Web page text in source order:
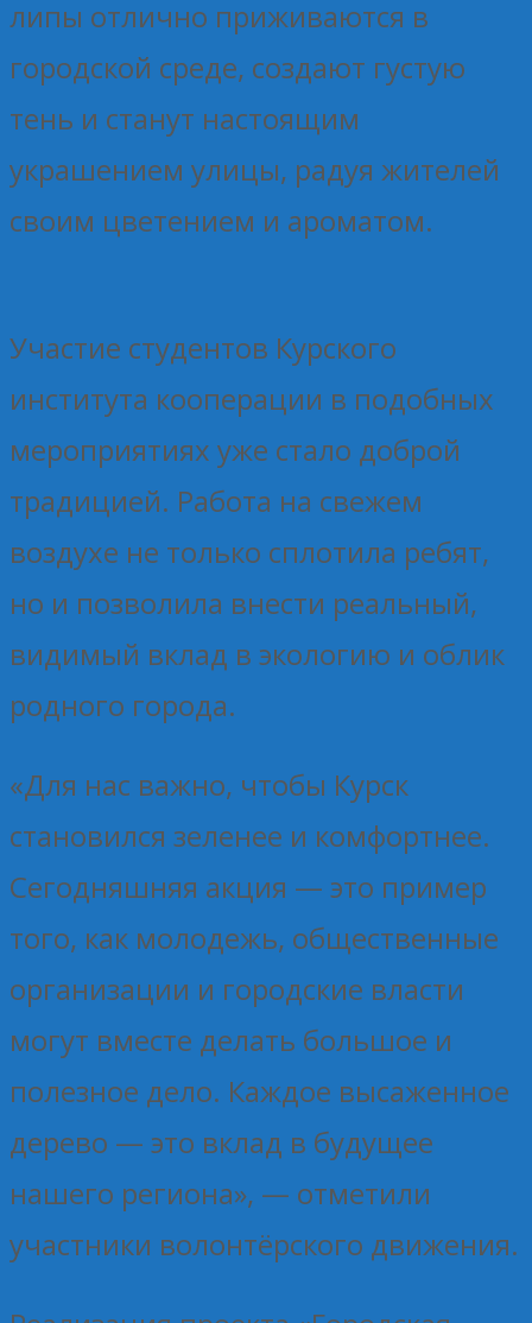
липы отлично приживаются в
городской среде, создают густую
тень и станут настоящим
украшением улицы, радуя жителей
своим цветением и ароматом.
Участие студентов Курского
института кооперации в подобных
мероприятиях уже стало доброй
традицией. Работа на свежем
воздухе не только сплотила ребят,
но и позволила внести реальный,
видимый вклад в экологию и облик
родного города.
«Для нас важно, чтобы Курск
становился зеленее и комфортнее.
Сегодняшняя акция — это пример
того, как молодежь, общественные
организации и городские власти
могут вместе делать большое и
полезное дело. Каждое высаженное
дерево — это вклад в будущее
нашего региона», — отметили
участники волонтёрского движения.